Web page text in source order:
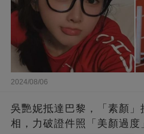
2024/08/06
吳艷妮抵達巴黎，「素顏
相，力破證件照「美顏過度